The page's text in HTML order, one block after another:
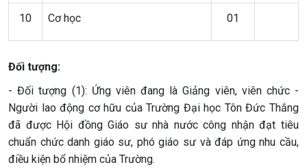
10 Cơ học 01
Đối tượng:
- Đối tượng (1): Ứng viên đang là Giảng viên, viên chức -
Người lao động cơ hữu của Trường Đại học Tôn Đức Thắng
đã được Hội đồng Giáo sư nhà nước công nhận đạt tiêu
chuẩn chức danh giáo sư, phó giáo sư và đáp ứng nhu cầu,
điều kiện bổ nhiệm của Trường.